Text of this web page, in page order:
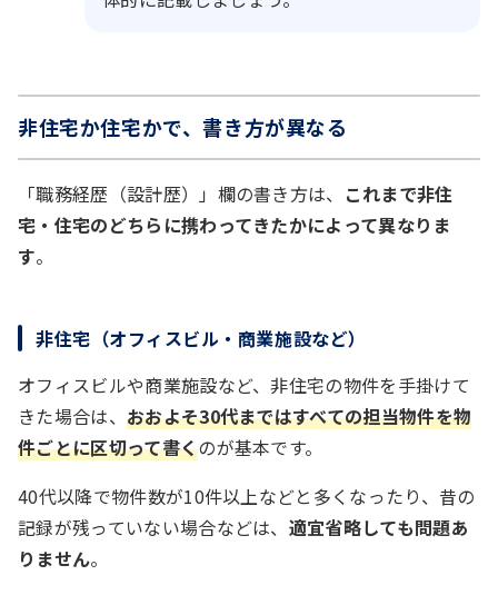
非住宅か住宅かで、書き方が異なる
「職務経歴（設計歴）」欄の書き方は、 これまで非住
宅・住宅のどちらに携わってきたかによって異なりま
す。
非住宅（オフィスビル・商業施設など）
オフィスビルや商業施設など、非住宅の物件を手掛けて
きた場合は、 おおよそ30代まではすべての担当物件を物
件ごとに区切って書くのが基本です。
40代以降で物件数が10件以上などと多くなったり、昔の
記録が残っていない場合などは、 適宜省略しても問題あ
りません。